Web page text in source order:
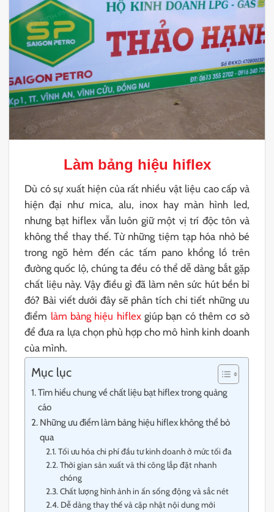
Làm bảng hiệu hiflex
Dù có sự xuất hiện của rất nhiều vật liệu cao cấp và
hiện đại như mica, alu, inox hay màn hình led,
nhưng bạt hiflex vẫn luôn giữ một vị trí độc tôn và
không thể thay thế. Từ những tiệm tạp hóa nhỏ bé
trong ngõ hẻm đến các tấm pano khổng lồ trên
đường quốc lộ, chúng ta đều có thể dễ dàng bắt gặp
chất liệu này. Vậy điều gì đã làm nên sức hút bền bỉ
đó? Bài viết dưới đây sẽ phân tích chi tiết những ưu
điểm làm bảng hiệu hiflexgiúp bạn có thêm cơ sở
để đưa ra lựa chọn phù hợp cho mô hình kinh doanh
của mình.
Mục lục
Tìm hiểu chung về chất liệu bạt hiflex trong quảng
cáo
Những ưu điểm làm bảng hiệu hiflex không thể bỏ
qua
Tối ưu hóa chi phí đầu tư kinh doanh ở mức tối đa
Thời gian sản xuất và thi công lắp đặt nhanh
chóng
Chất lượng hình ảnh in ấn sống động và sắc nét
Dễ dàng thay thế và cập nhật nội dung mới